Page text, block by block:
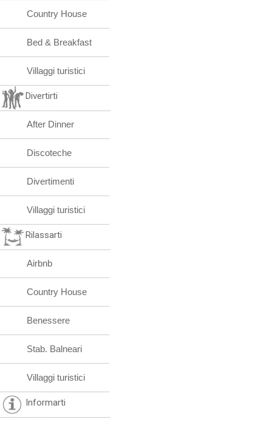
Country House
Bed & Breakfast
Villaggi turistici
Divertirti
After Dinner
Discoteche
Divertimenti
Villaggi turistici
Rilassarti
Airbnb
Country House
Benessere
Stab. Balneari
Villaggi turistici
Informarti